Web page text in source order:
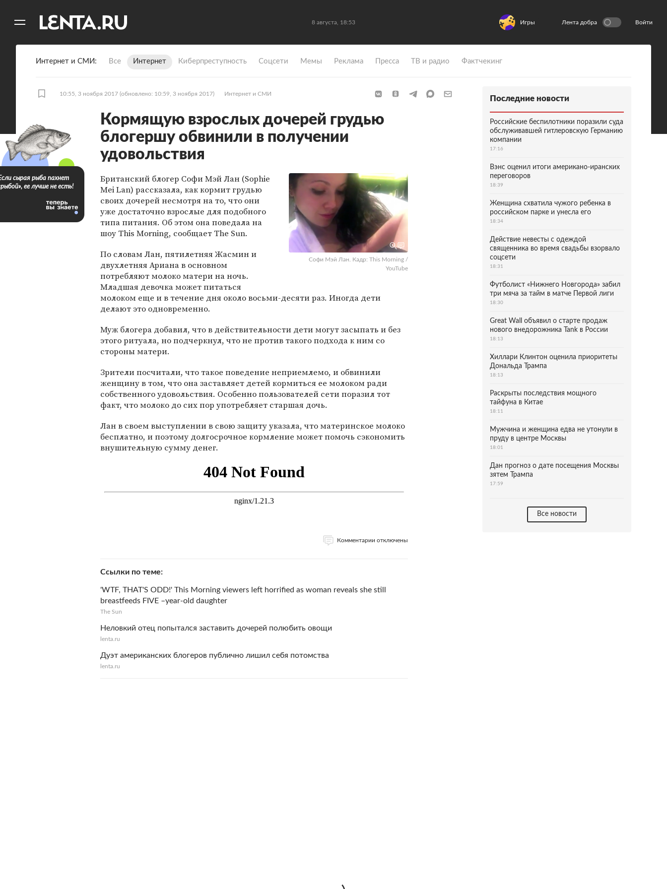
8 августа, 18:53 Игры Лента добра Войти
Интернет и СМИ Все Интернет Киберпреступность Coцсети Мемы Реклама Пресса ТВ и радио Фактчекинг
10:55, 3 ноября 2017 (обновлено: 10:59, 3 ноября 2017) Интернет и СМИ
Кормящую взрослых дочерей грудью
блогершу обвинили в получении
удовольствия
Софи Мэй Лан. Кадр: This Morning /
YouTube
Британский блогер Софи Мэй Лан (Sophie
Mei Lan) рассказала, как кормит грудью
своих дочерей несмотря на то, что они
уже достаточно взрослые для подобного
типа питания. Об этом она поведала на
шоу This Morning, сообщает The Sun.
По словам Лан, пятилетняя Жасмин и
двухлетняя Ариана в основном
потребляют молоко матери на ночь.
Младшая девочка может питаться
молоком еще и в течение дня около восьми-десяти раз. Иногда дети
делают это одновременно.
Муж блогера добавил, что в действительности дети могут засыпать и без
этого ритуала, но подчеркнул, что не против такого подхода к ним со
стороны матери.
Зрители посчитали, что такое поведение неприемлемо, и обвинили
женщину в том, что она заставляет детей кормиться ее молоком ради
собственного удовольствия. Особенно пользователей сети поразил тот
факт, что молоко до сих пор употребляет старшая дочь.
Лан в своем выступлении в свою защиту указала, что материнское молоко
бесплатно, и поэтому долгосрочное кормление может помочь сэкономить
внушительную сумму денег.
Комментарии отключены
Ссылки по теме
'WTF, THAT'S ODD!' This Morning viewers left horrified as woman reveals she still
breastfeeds FIVE –year-old daughter
The Sun
Неловкий отец попытался заставить дочерей полюбить овощи
lenta.ru
Дуэт американских блогеров публично лишил себя потомства
lenta.ru
сырая рыба пахнет
ее лучше не есть!
Последние новости
Российские беспилотники поразили суда
обслуживавшей гитлеровскую Германию
компании
17:16
Вэнс оценил итоги американо-иранских
переговоров
18:39
Женщина схватила чужого ребенка в
российском парке и унесла его
18:34
Действие невесты с одеждой
священника во время свадьбы взорвало
соцсети
18:31
Футболист «Нижнего Новгорода» забил
три мяча за тайм в матче Первой лиги
18:30
Great Wall объявил о старте продаж
нового внедорожника Tank в России
18:13
Хиллари Клинтон оценила приоритеты
Дональда Трампа
18:13
Раскрыты последствия мощного
тайфуна в Китае
18:11
Мужчина и женщина едва не утонули в
пруду в центре Москвы
18:01
Дан прогноз о дате посещения Москвы
зятем Трампа
17:59
Все новости